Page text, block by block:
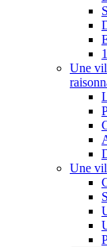
Une
Une